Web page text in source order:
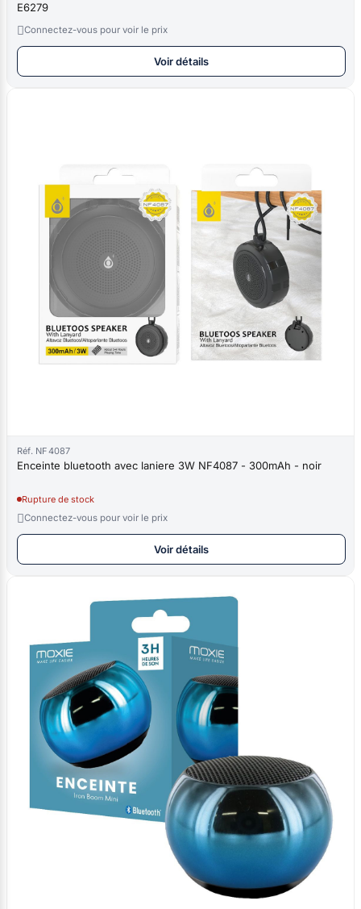
E6279
Connectez-vous pour voir le prix
Voir détails
Réf. NF4087
Enceinte bluetooth avec laniere 3W NF4087 - 300mAh - noir
Rupture de stock
Connectez-vous pour voir le prix
Voir détails